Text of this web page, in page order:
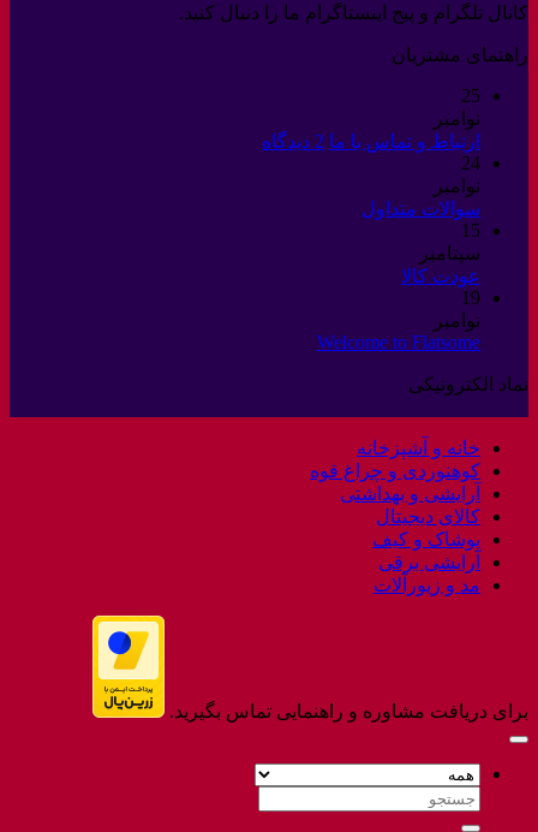
کانال تلگرام و پیج اینستاگرام ما را دنبال کنید.
راهنمای مشتریان
25
نوامبر
ارتباط و تماس با ما 2 دیدگاه
24
نوامبر
سوالات متداول
15
سپتامبر
عودت کالا
عودت
نشده
19
نوامبر
Welcome to Flatsomeهیچ
نماد الکترونیکی
خانه و آشپزخانه
کوهنوردی و چراغ قوه
آرایشی و بهداشتی
کالای دیجیتال
پوشاک و کیف
آرایشی برقی
مد و زیورآلات
برای دریافت مشاوره و راهنمایی تماس بگیرید.
جستجو